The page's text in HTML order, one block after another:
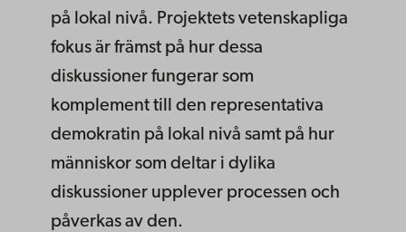
på lokal nivå. Projektets vetenskapliga
fokus är främst på hur dessa
diskussioner fungerar som
komplement till den representativa
demokratin på lokal nivå samt på hur
människor som deltar i dylika
diskussioner upplever processen och
påverkas av den.